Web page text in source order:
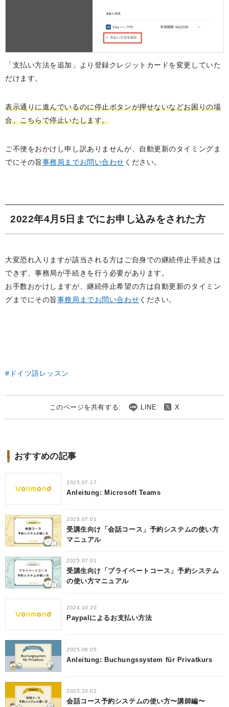
「支払い方法を追加」より登録クレジットカードを変更していた
だけます。
表示通りに進んでいるのに停止ボタンが押せないなどお困りの場
合、こちらで停止いたします。
ご不便をおかけし申し訳ありませんが、自動更新のタイミングま
でにその旨事務局までお問い合わせ ください。
2022年4月5日までにお申し込みをされた方
大変恐れ入りますが該当される方はご自身での継続停止手続きは
できず、事務局が手続きを行う必要があります。
お手数おかけしますが、継続停止希望の方は自動更新のタイミン
グまでにその旨事務局までお問い合わせください。
ドイツ語レッスン
このページを共有する: LINE X
おすすめの記事
2025.07.17
Anleitung: Microsoft Teams
2025.07.01
受講生向け「会話コース」予約システムの使い方
マニュアル
2025.07.01
受講生向け「プライベートコース」予約システム
の使い方マニュアル
2024.10.20
Paypalによるお支払い方法
2025.06.05
Anleitung: Buchungssystem für Privatkurs
2025.10.02
会話コース予約システムの使い方〜講師編〜